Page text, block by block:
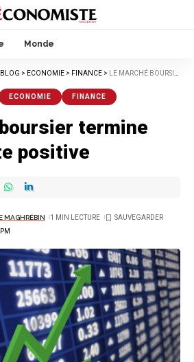
Monde
BLOG > ECONOMIE > FINANCE > LE MARCHÉ BOURSIER TERMINE SUR UNE NOTE POSITIVE
ECONOMIE FINANCE
termine
positive
MAGHRÉBIN 1 MIN LECTURE